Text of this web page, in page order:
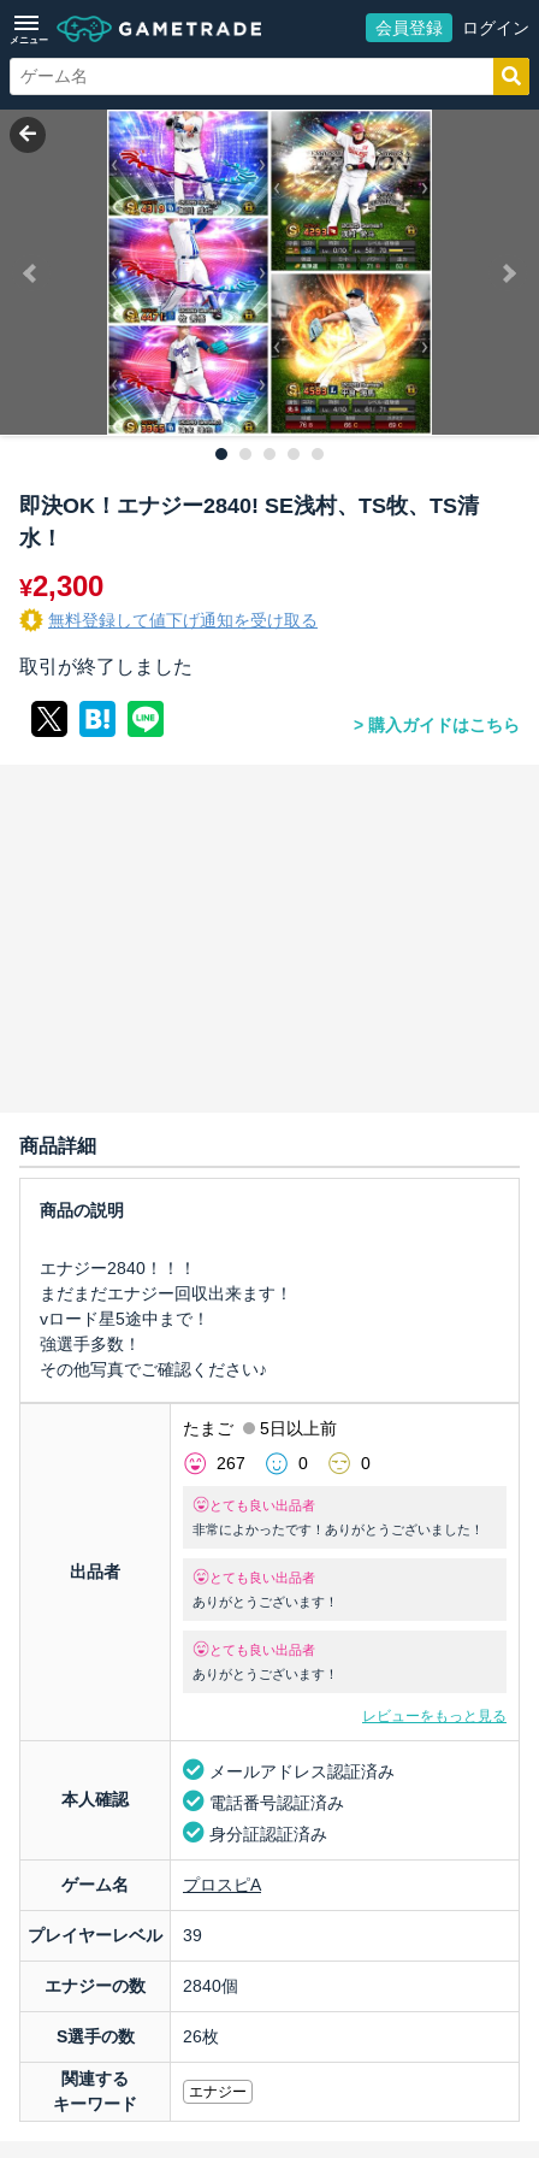
メニュー
会員登録 ログイン
即決OK！エナジー2840! SE浅村、TS牧、TS清
水！
¥2,300
無料登録して値下げ通知を受け取る
取引が終了しました
購入ガイドはこちら
商品詳細
エナジー2840！！！
まだまだエナジー回収出来ます！
vロード星5途中まで！
強選手多数！
その他写真でご確認ください♪
出品者
たまご
5日以上前
267
0 0
とても良い出品者
非常によかったです！ありがとうございました！
とても良い出品者
ありがとうございます！
とても良い出品者
ありがとうございます！
レビューをもっと見る
本人確認
メールアドレス認証済み
電話番号認証済み
身分証認証済み
ゲーム名 プロスピA
プレイヤーレベル 39
エナジーの数 2840個
S選手の数 26枚
関連する
キーワード
エナジー